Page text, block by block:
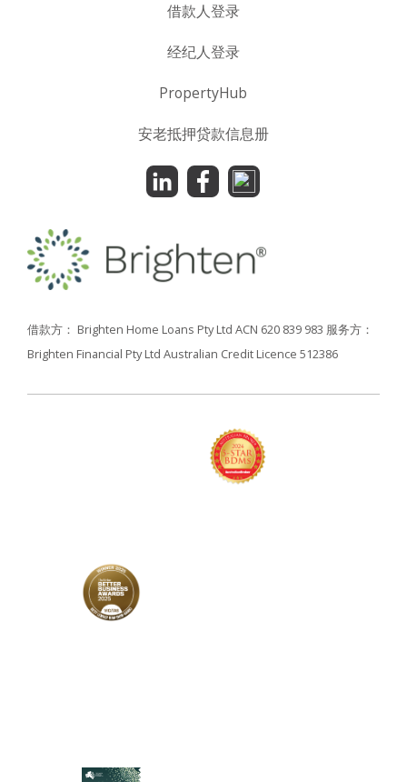
借款方： Brighten Home Loans Pty Ltd ACN 620 839 983 服务方：
Brighten Financial Pty Ltd Australian Credit Licence 512386
借款人登录
经纪人登录
PropertyHub
安老抵押贷款信息册